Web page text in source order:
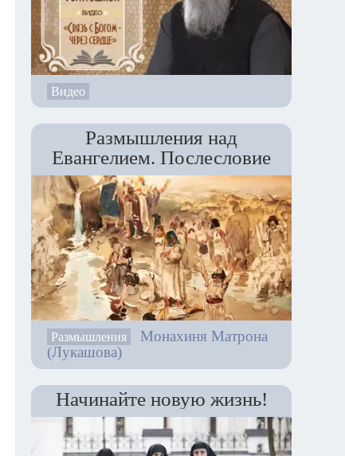
Видео
Размышления над
Евангелием. Послесловие
Размышления
Монахиня Матрона
(Лукашова)
Начинайте новую жизнь!